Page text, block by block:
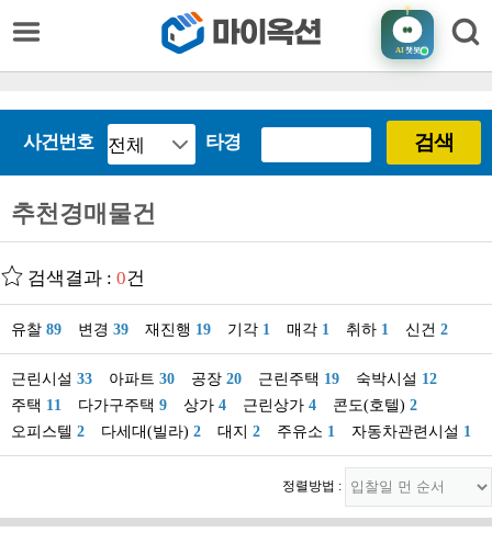
AI챗봇
사건번호 타경 검색
추천경매물건
검색결과 : 0건
유찰 89 변경 39 재진행 19 기각 1 매각 1 취하 1 신건 2
근린시설 33 아파트 30 공장 20 근린주택 19 숙박시설 12
주택 11 다가구주택 9 상가 4 근린상가 4 콘도(호텔) 2
오피스텔 2 다세대(빌라) 2 대지 2 주유소 1 자동차관련시설 1
정렬방법 :